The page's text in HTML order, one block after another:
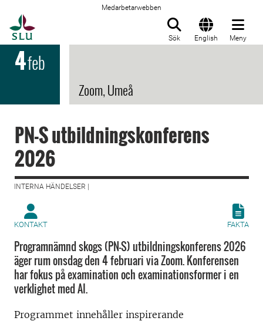
Medarbetarwebben
Sök English Meny
4feb
Zoom, Umeå
PN-S utbildningskonferens
2026
INTERNA HÄNDELSER |
KONTAKT FAKTA
Programnämnd skogs (PN-S) utbildningskonferens 2026
äger rum onsdag den 4 februari via Zoom. Konferensen
har fokus på examination och examinationsformer i en
verklighet med AI.
Programmet innehåller inspirerande